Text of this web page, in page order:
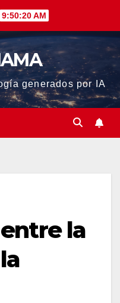
9:50:21 AM
generados por IA
la